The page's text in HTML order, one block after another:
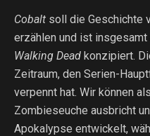
Cobalt soll die Geschichte
erzählen und ist
Walking Dead konzipiert.
Zeitraum, den Serien-
verpennt hat. Wir können
Zombieseuche ausbricht
Apokalypse entwickelt,